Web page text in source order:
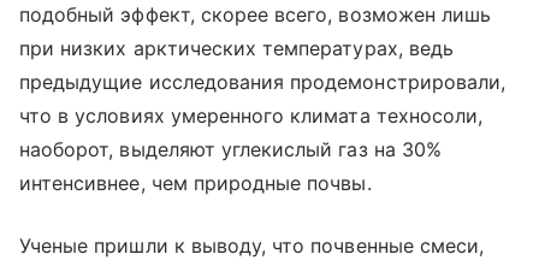
подобный эффект, скорее всего, возможен лишь
при низких арктических температурах, ведь
предыдущие исследования продемонстрировали,
что в условиях умеренного климата техносоли,
наоборот, выделяют углекислый газ на 30%
интенсивнее, чем природные почвы.
Ученые пришли к выводу, что почвенные смеси,